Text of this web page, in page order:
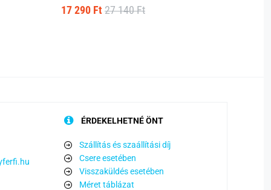
17 290 Ft 27 140 Ft
ÉRDEKELHETNÉ ÖNT
Szállítás és szaállítási díj
Csere esetében
Visszaküldés esetében
Méret táblázat